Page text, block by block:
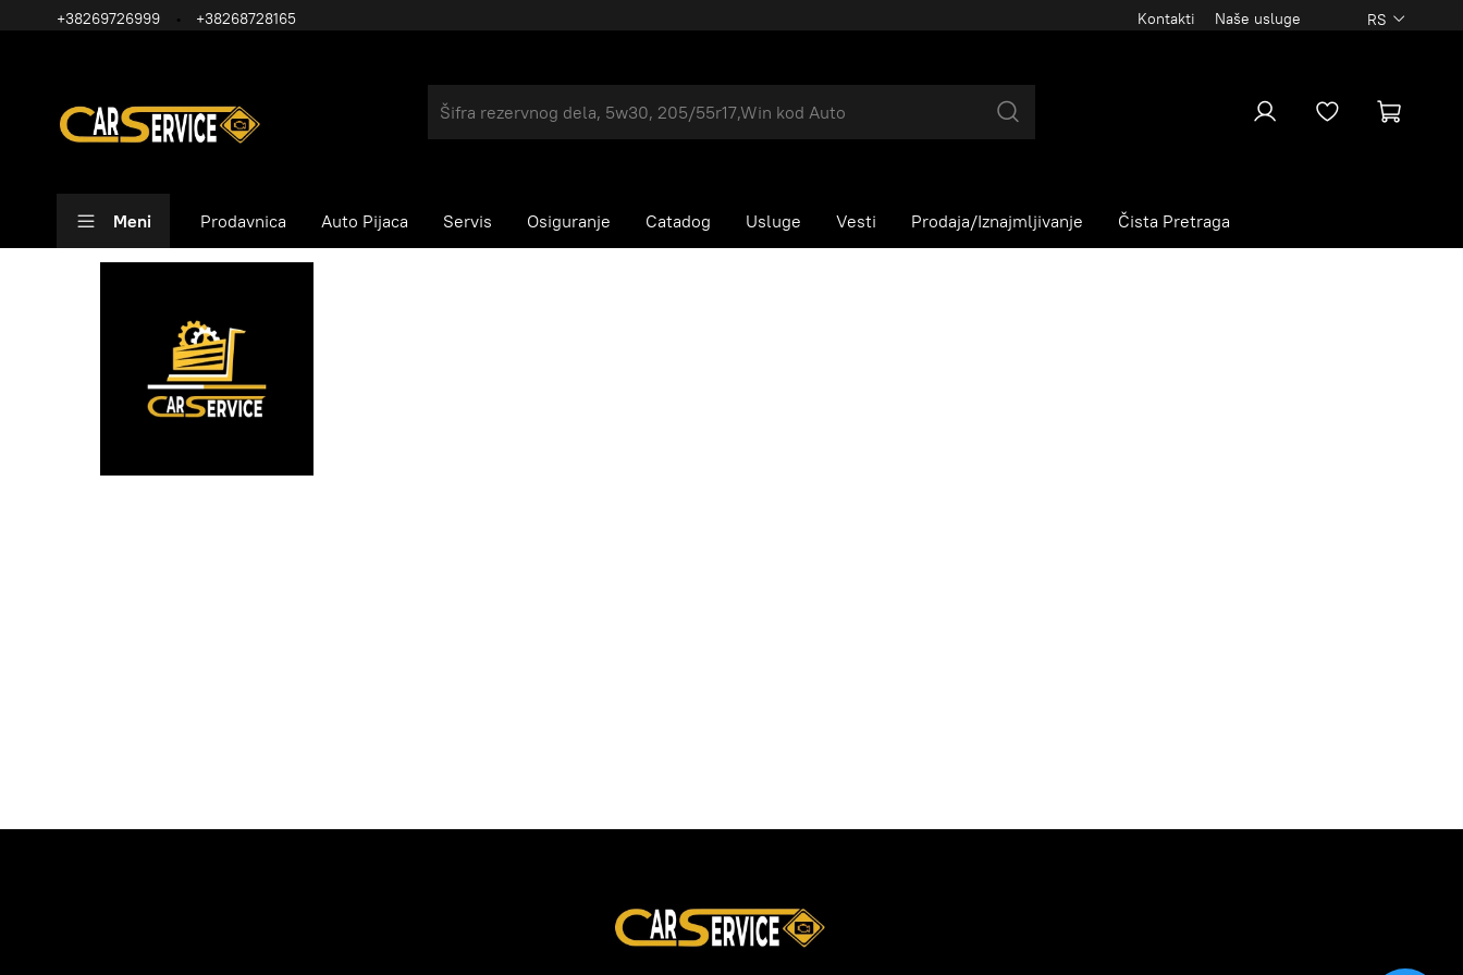
Kontakti Naše usluge
+38269726999 +38268728165 RS
Meni Prodavnica Auto Pijaca Servis Osiguranje Catadog Usluge Vesti Prodaja/Iznajmljivanje Čista Pretraga